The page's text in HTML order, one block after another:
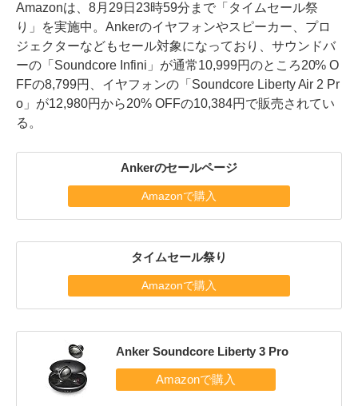
Amazonは、8月29日23時59分まで「タイムセール祭
り」を実施中。Ankerのイヤフォンやスピーカー、プロ
ジェクターなどもセール対象になっており、サウンドバ
ーの「Soundcore Infini」が通常10,999円のところ20% O
FFの8,799円、イヤフォンの「Soundcore Liberty Air 2 Pr
o」が12,980円から20% OFFの10,384円で販売されてい
る。
Ankerのセールページ
Amazonで購入
タイムセール祭り
Amazonで購入
Anker Soundcore Liberty 3 Pro